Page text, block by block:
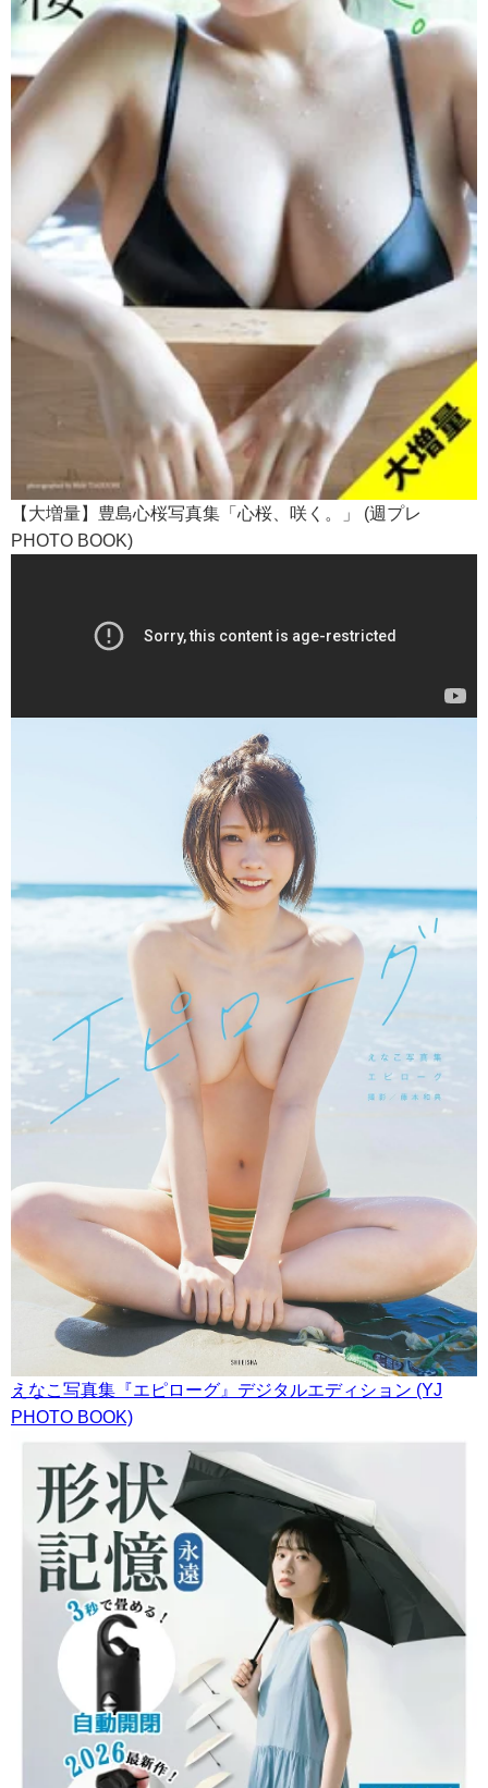
【大増量】豊島心桜写真集「心桜、咲く。」 (週プレ
PHOTO BOOK)
えなこ写真集『エピローグ』デジタルエディション (YJ
PHOTO BOOK)